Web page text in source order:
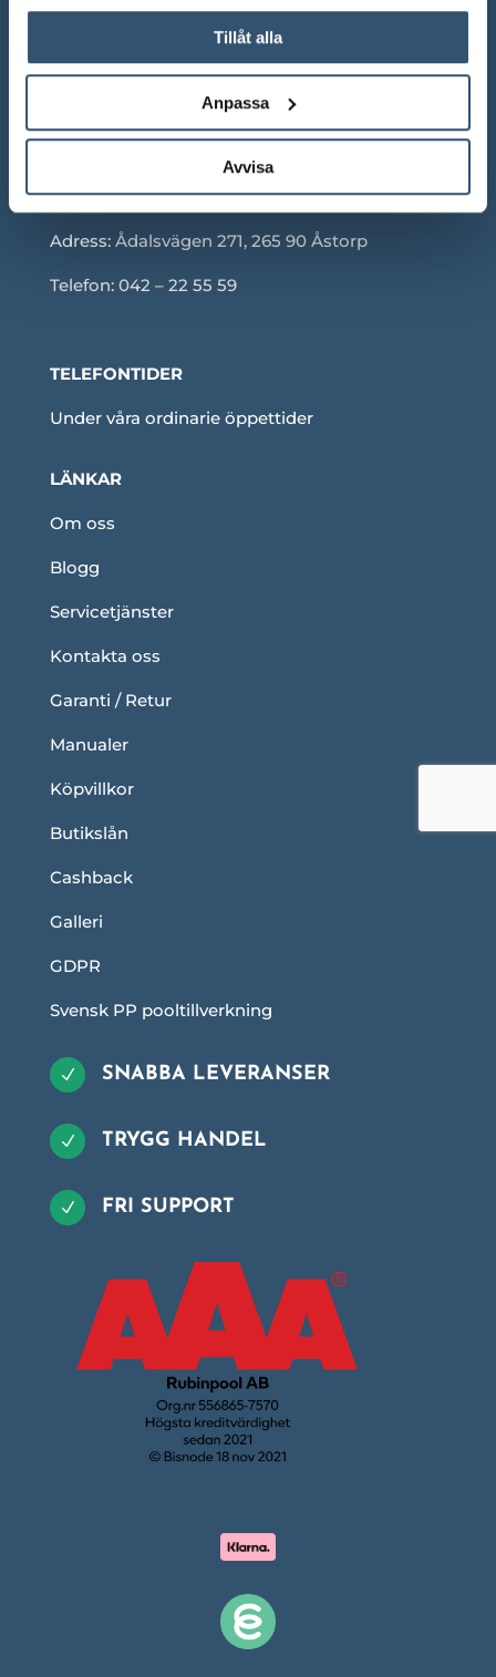
Tillåt alla
Anpassa
Avvisa
Sön: Stängt
Röda dagar: Stängt om inget annat anges
Adress: Ådalsvägen 271, 265 90 Åstorp
Telefon: 042 – 22 55 59
TELEFONTIDER
Under våra ordinarie öppettider
LÄNKAR
Om oss
Blogg
Servicetjänster
Kontakta oss
Garanti / Retur
Manualer
Köpvillkor
Butikslån
Cashback
Galleri
GDPR
Svensk PP pooltillverkning
N SNABBA LEVERANSER
N TRYGG HANDEL
N FRI SUPPORT